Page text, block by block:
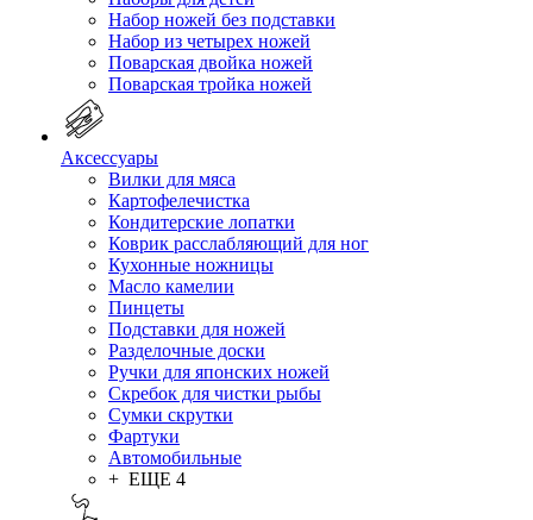
Набор ножей без подставки
Набор из четырех ножей
Поварская двойка ножей
Поварская тройка ножей
Аксессуары
Вилки для мяса
Картофелечистка
Кондитерские лопатки
Коврик расслабляющий для ног
Кухонные ножницы
Масло камелии
Пинцеты
Подставки для ножей
Разделочные доски
Ручки для японских ножей
Скребок для чистки рыбы
Сумки скрутки
Фартуки
Автомобильные
+ ЕЩЕ 4